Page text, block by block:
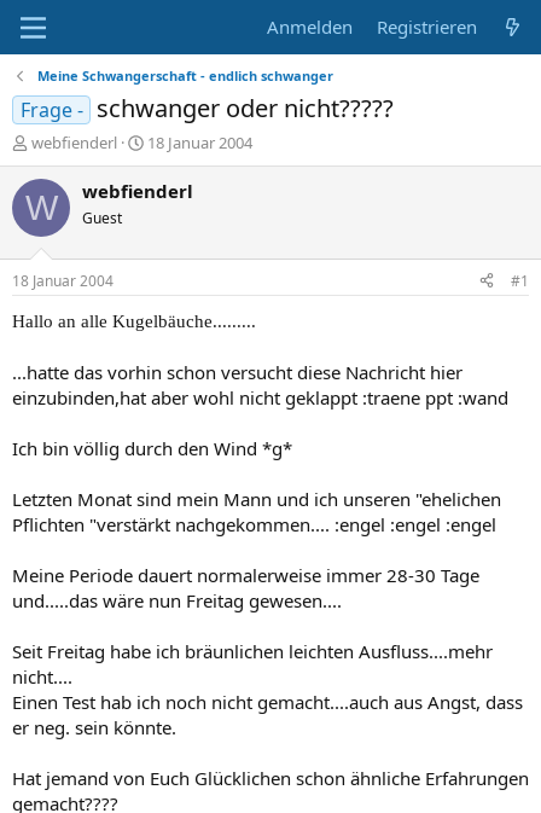
Anmelden Registrieren
Meine Schwangerschaft - endlich schwanger
Frage - schwanger oder nicht?????
E
r
s
t
e
r
webfienderl
E
r
s
t
a
18 Januar 2004
W webfienderl
Guest
18 Januar 2004 #1
Hallo an alle Kugelbäuche.........
...hatte das vorhin schon versucht diese Nachricht hier
einzubinden,hat aber wohl nicht geklappt :traene ppt :wand
Ich bin völlig durch den Wind *g*
Letzten Monat sind mein Mann und ich unseren "ehelichen
Pflichten "verstärkt nachgekommen.... :engel :engel :engel
Meine Periode dauert normalerweise immer 28-30 Tage
und.....das wäre nun Freitag gewesen....
Seit Freitag habe ich bräunlichen leichten Ausfluss....mehr
nicht....
Einen Test hab ich noch nicht gemacht....auch aus Angst, dass
er neg. sein könnte.
Hat jemand von Euch Glücklichen schon ähnliche Erfahrungen
gemacht????